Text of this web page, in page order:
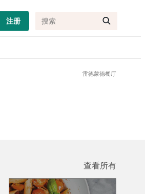
注册
雷德蒙德餐厅
查看所有